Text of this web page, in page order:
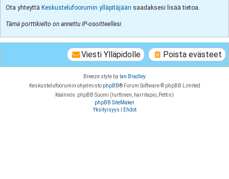
Ota yhteyttä Keskustelufoorumin ylläpitäjään saadaksesi lisää tietoa.
Tämä porttikielto on annettu IP-osoitteellesi.
Poista evästeet
Viesti Ylläpidolle
Breeze style by Ian Bradley
Keskustelufoorumin ohjelmisto phpBB® Forum Software © phpBB Limited
Käännös: phpBB Suomi (lurttinen, harritapio, Pettis)
phpBB SiteMaker
Yksityisyys
Ehdot